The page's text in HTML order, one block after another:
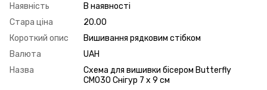
Наявність
В наявності
Стара ціна
20.00
Короткий опис
Вишивання рядковим стібком
Валюта
UAH
Назва
Схема для вишивки бісером Butterfly
СМ030 Снігур 7 х 9 см